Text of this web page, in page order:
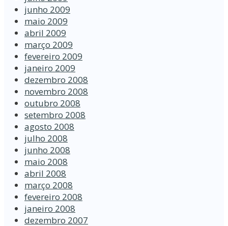
junho 2009
maio 2009
abril 2009
março 2009
fevereiro 2009
janeiro 2009
dezembro 2008
novembro 2008
outubro 2008
setembro 2008
agosto 2008
julho 2008
junho 2008
maio 2008
abril 2008
março 2008
fevereiro 2008
janeiro 2008
dezembro 2007